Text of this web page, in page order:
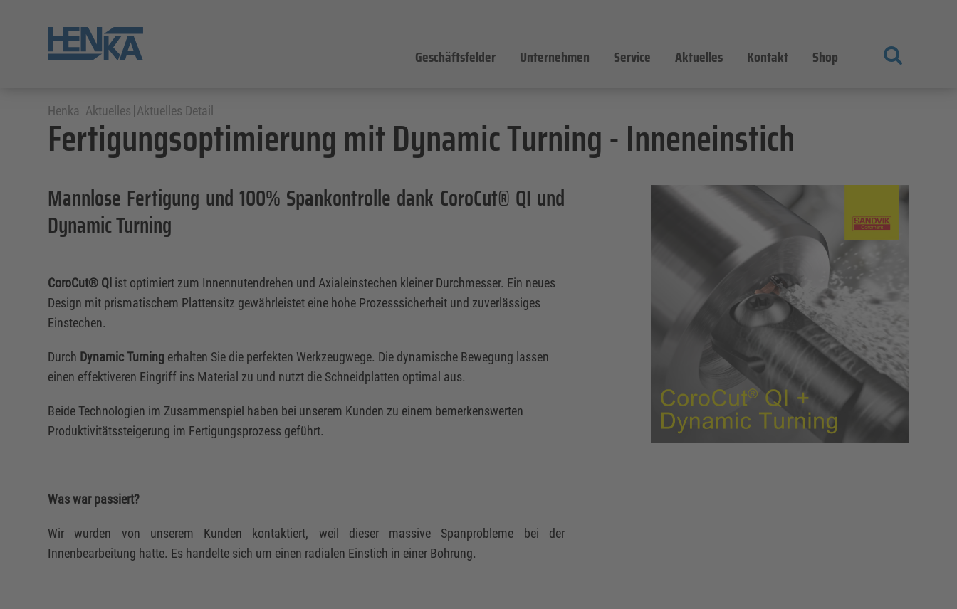
Geschäftsfelder Unternehmen Service Aktuelles Kontakt Shop
Henka Aktuelles Aktuelles Detail
Fertigungsoptimierung mit Dynamic Turning - Inneneinstich
Mannlose Fertigung und 100% Spankontrolle dank CoroCut® QI und
Dynamic Turning
CoroCut® Ql ist optimiert zum Innennutendrehen und Axialeinstechen kleiner Durchmesser. Ein neues
Design mit prismatischem Plattensitz gewährleistet eine hohe Prozesssicherheit und zuverlässiges
Einstechen.
Durch Dynamic Turning erhalten Sie die perfekten Werkzeugwege. Die dynamische Bewegung lassen
einen effektiveren Eingriff ins Material zu und nutzt die Schneidplatten optimal aus.
Beide Technologien im Zusammenspiel haben bei unserem Kunden zu einem bemerkenswerten
Produktivitätssteigerung im Fertigungsprozess geführt.
Was war passiert?
Wir wurden von unserem Kunden kontaktiert, weil dieser massive Spanprobleme bei der
Innenbearbeitung hatte. Es handelte sich um einen radialen Einstich in einer Bohrung.